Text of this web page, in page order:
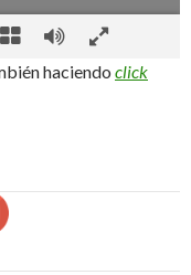
haciendo click